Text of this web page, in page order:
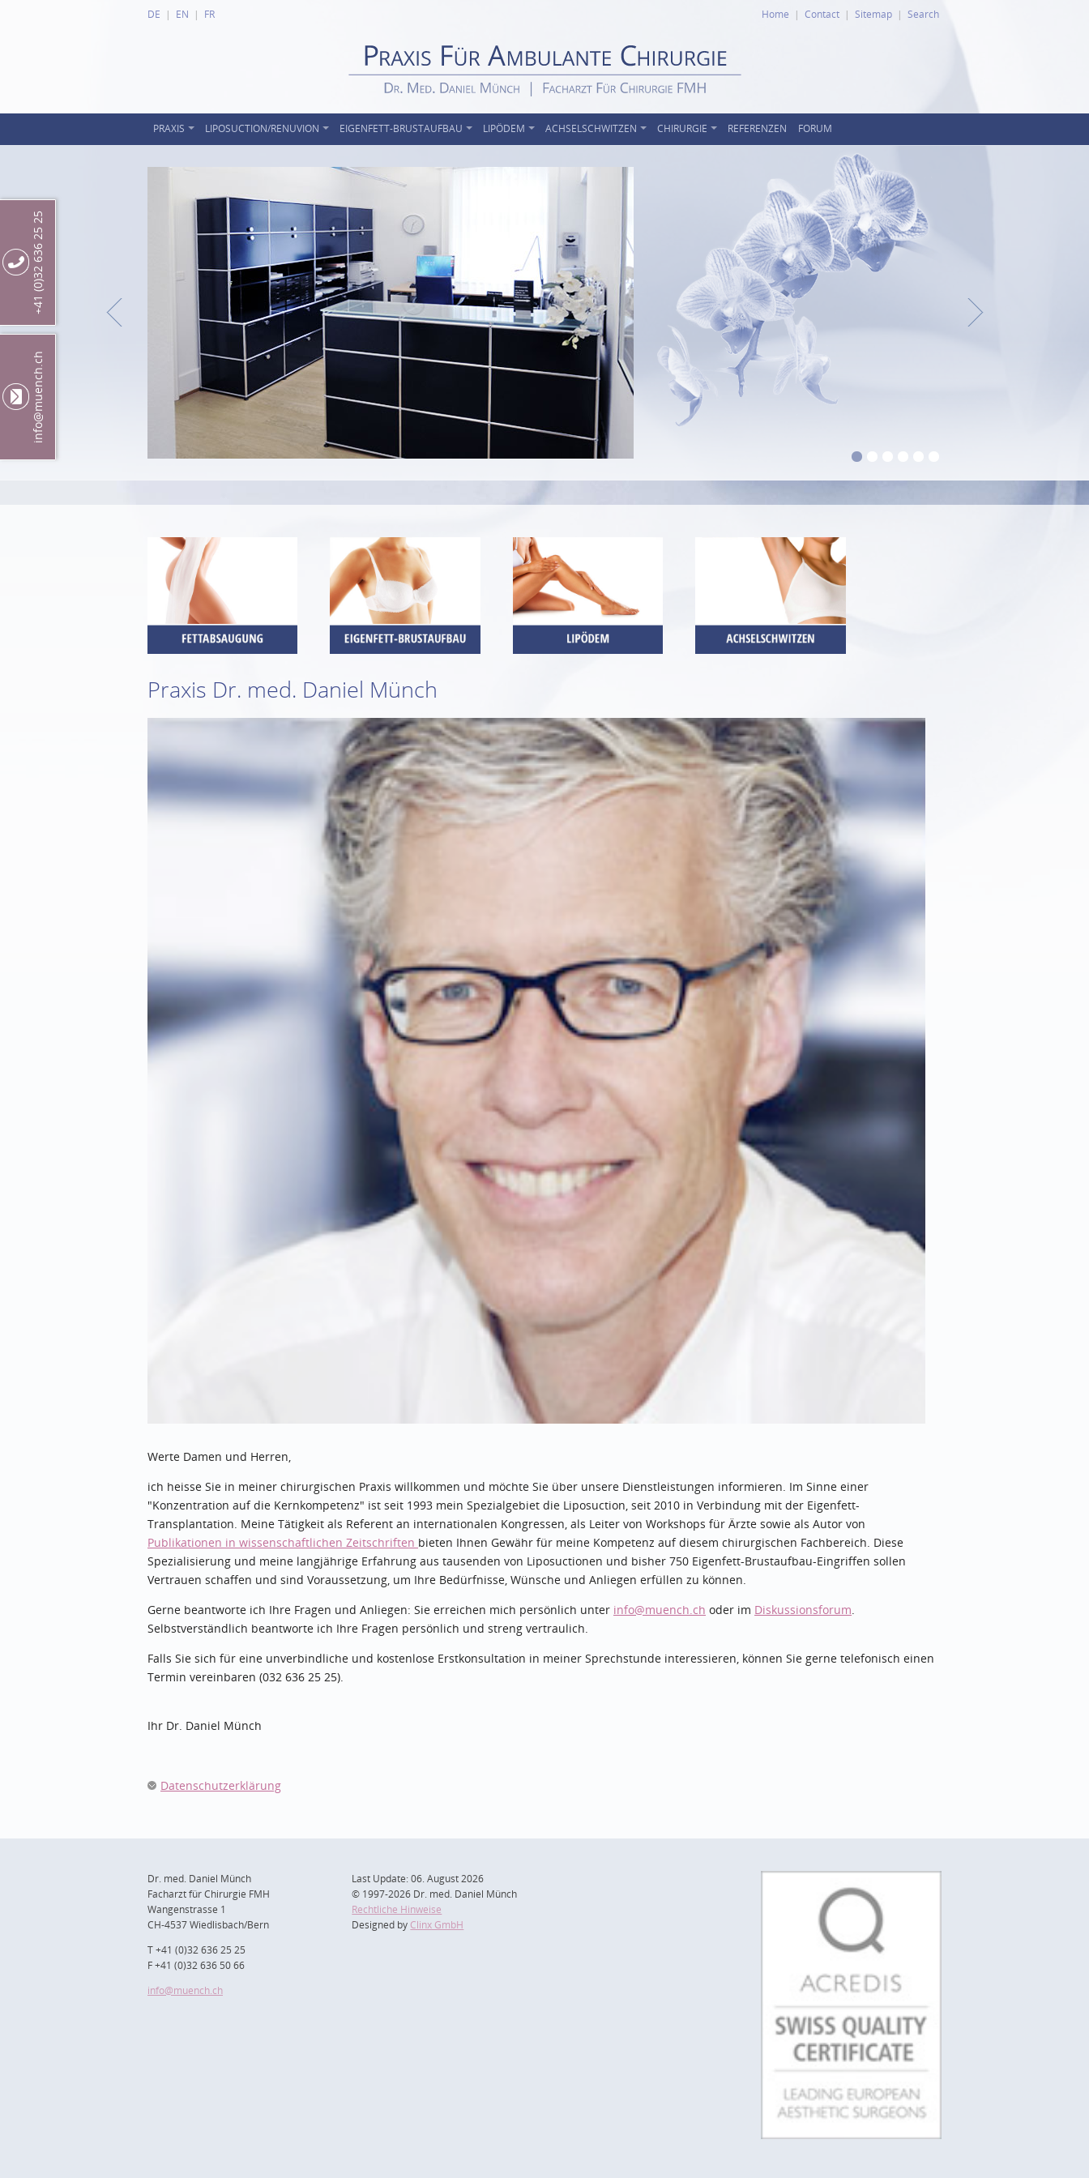
DE EN FR Home Contact Sitemap Search
PRAXIS LIPOSUCTION/RENUVION EIGENFETT-BRUSTAUFBAU LIPÖDEM ACHSELSCHWITZEN CHIRURGIE REFERENZEN FORUM
1
Zurück Weiter
Praxis Dr. med. Daniel Münch
Werte Damen und Herren,
ich heisse Sie in meiner chirurgischen Praxis willkommen und möchte Sie über unsere Dienstleistungen informieren. Im Sinne einer
"Konzentration auf die Kernkompetenz" ist seit 1993 mein Spezialgebiet die Liposuction, seit 2010 in Verbindung mit der Eigenfett-
Transplantation. Meine Tätigkeit als Referent an internationalen Kongressen, als Leiter von Workshops für Ärzte sowie als Autor von
Publikationen in wissenschaftlichen Zeitschriften bieten Ihnen Gewähr für meine Kompetenz auf diesem chirurgischen Fachbereich. Diese
Spezialisierung und meine langjährige Erfahrung aus tausenden von Liposuctionen und bisher 750 Eigenfett-Brustaufbau-Eingriffen sollen
Vertrauen schaffen und sind Voraussetzung, um Ihre Bedürfnisse, Wünsche und Anliegen erfüllen zu können.
Gerne beantworte ich Ihre Fragen und Anliegen: Sie erreichen mich persönlich unter info@muench.ch oder im Diskussionsforum.
Selbstverständlich beantworte ich Ihre Fragen persönlich und streng vertraulich.
Falls Sie sich für eine unverbindliche und kostenlose Erstkonsultation in meiner Sprechstunde interessieren, können Sie gerne telefonisch einen
Termin vereinbaren (032 636 25 25).
Ihr Dr. Daniel Münch
Datenschutzerklärung
Dr. med. Daniel Münch
Facharzt für Chirurgie FMH
Wangenstrasse 1
CH-4537 Wiedlisbach/Bern
T +41 (0)32 636 25 25
F +41 (0)32 636 50 66
info@muench.ch
Last Update: 06. August 2026
© 1997-2026 Dr. med. Daniel Münch
Rechtliche Hinweise
Designed by Clinx GmbH
info
@muench.ch
+41 (0)32 636 25 25